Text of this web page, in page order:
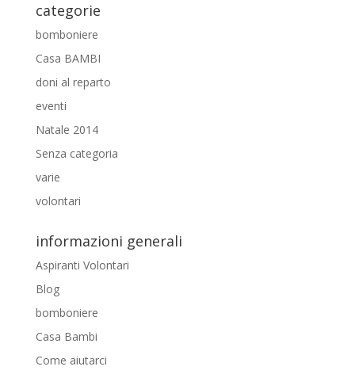
categorie
bomboniere
Casa BAMBI
doni al reparto
eventi
Natale 2014
Senza categoria
varie
volontari
informazioni generali
Aspiranti Volontari
Blog
bomboniere
Casa Bambi
Come aiutarci